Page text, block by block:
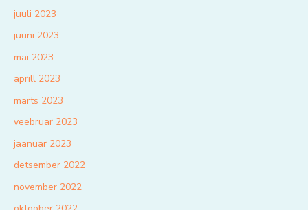
juuli 2023
juuni 2023
mai 2023
aprill 2023
märts 2023
veebruar 2023
jaanuar 2023
detsember 2022
november 2022